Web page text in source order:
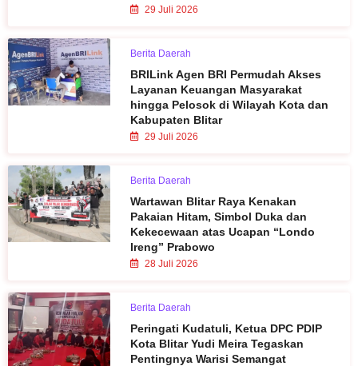
29 Juli 2026
Berita Daerah
BRILink Agen BRI Permudah Akses
Layanan Keuangan Masyarakat
hingga Pelosok di Wilayah Kota dan
Kabupaten Blitar
29 Juli 2026
Berita Daerah
Wartawan Blitar Raya Kenakan
Pakaian Hitam, Simbol Duka dan
Kekecewaan atas Ucapan “Londo
Ireng” Prabowo
28 Juli 2026
Berita Daerah
Peringati Kudatuli, Ketua DPC PDIP
Kota Blitar Yudi Meira Tegaskan
Pentingnya Warisi Semangat